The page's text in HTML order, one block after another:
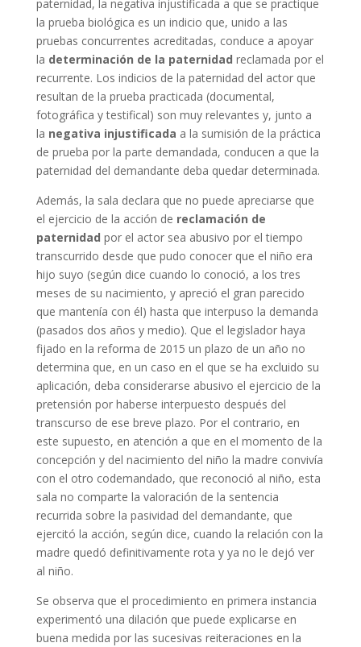
paternidad, la negativa injustificada a que se practique
la prueba biológica es un indicio que, unido a las
pruebas concurrentes acreditadas, conduce a apoyar
la determinación de la paternidad reclamada por el
recurrente. Los indicios de la paternidad del actor que
resultan de la prueba practicada (documental,
fotográfica y testifical) son muy relevantes y, junto a
la negativa injustificada a la sumisión de la práctica
de prueba por la parte demandada, conducen a que la
paternidad del demandante deba quedar determinada.
Además, la sala declara que no puede apreciarse que
el ejercicio de la acción de reclamación de
paternidad por el actor sea abusivo por el tiempo
transcurrido desde que pudo conocer que el niño era
hijo suyo (según dice cuando lo conoció, a los tres
meses de su nacimiento, y apreció el gran parecido
que mantenía con él) hasta que interpuso la demanda
(pasados dos años y medio). Que el legislador haya
fijado en la reforma de 2015 un plazo de un año no
determina que, en un caso en el que se ha excluido su
aplicación, deba considerarse abusivo el ejercicio de la
pretensión por haberse interpuesto después del
transcurso de ese breve plazo. Por el contrario, en
este supuesto, en atención a que en el momento de la
concepción y del nacimiento del niño la madre convivía
con el otro codemandado, que reconoció al niño, esta
sala no comparte la valoración de la sentencia
recurrida sobre la pasividad del demandante, que
ejercitó la acción, según dice, cuando la relación con la
madre quedó definitivamente rota y ya no le dejó ver
al niño.
Se observa que el procedimiento en primera instancia
experimentó una dilación que puede explicarse en
buena medida por las sucesivas reiteraciones en la